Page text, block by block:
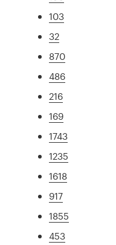
103
32
870
486
216
169
1743
1235
1618
917
1855
453